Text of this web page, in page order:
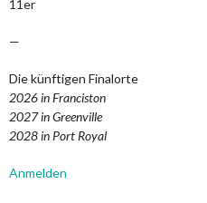
11er
—
Die künftigen Finalorte
2026 in Franciston
2027 in Greenville
2028 in Port Royal
Anmelden